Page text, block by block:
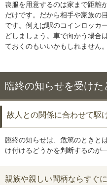
喪服を用意するのは家まで距離
だけです。だから相手や家族の
です。例えば駅のコインロッカ
どしましょう。車で向かう場合
ておくのもいいかもしれません。
臨終の知らせを受けた
故人との関係に合わせて駆
臨終の知らせは、危篤のときと
け付けるどうかを判断するのが
親族や親しい間柄ならすぐ